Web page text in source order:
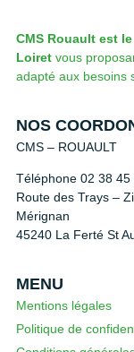
CMS Rouault est
Loiretvous
adapté aux besoins
NOS
CMS – ROUAULT
Téléphone 02 38 45
Route des Trays –
Mérignan
45240 La Ferté St
MENU
Mentions légales
Politique de